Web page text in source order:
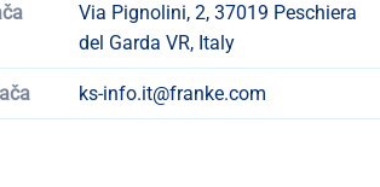
Via Pignolini, 2, 37019 Peschiera
del Garda VR, Italy
ks-info.it@franke.com